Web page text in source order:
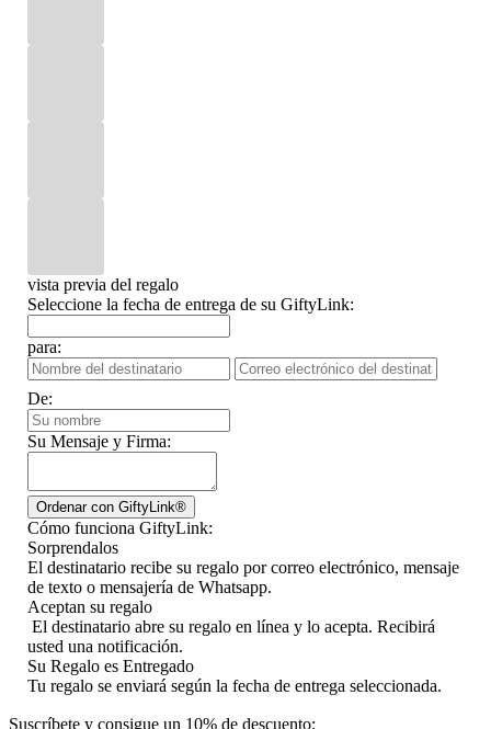
vista previa del regalo
Seleccione la fecha de entrega de su GiftyLink:
para:
De:
Su Mensaje y Firma:
Cómo funciona GiftyLink:
Sorprendalos
El destinatario recibe su regalo por correo electrónico, mensaje
de texto o mensajería de Whatsapp.
Aceptan su regalo
El destinatario abre su regalo en línea y lo acepta. Recibirá
usted una notificación.
Su Regalo es Entregado
Tu regalo se enviará según la fecha de entrega seleccionada.
Suscríbete y consigue un 10% de descuento: